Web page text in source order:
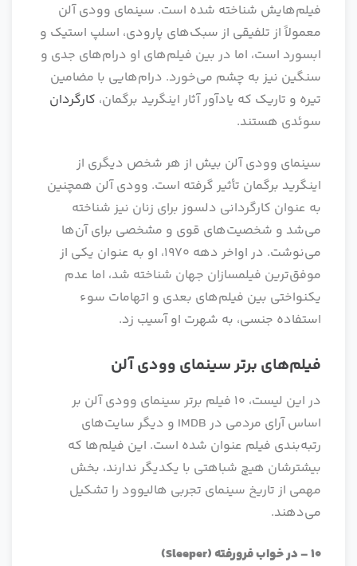
فیلم‌هایش شناخته شده است. سینمای وودی آلن
معمولاً از تلفیقی از سبک‌های پارودی، اسلپ استیک و
ابسورد است، اما در بین فیلم‌های او درام‌های جدی و
سنگین نیز به چشم می‌خورد. درام‌هایی با مضامین
تیره و تاریک که یادآور آثار اینگرید برگمان، کارگردان
سوئدی هستند.
سینمای وودی آلن بیش از هر شخص دیگری از
اینگرید برگمان تأثیر گرفته است. وودی آلن همچنین
به عنوان کارگردانی دلسوز برای زنان نیز شناخته
می‌شد و شخصیت‌های قوی و مشخصی برای آن‌ها
می‌نوشت. در اواخر دهه 1970، او به عنوان یکی از
موفق‌ترین فیلمسازان جهان شناخته شد، اما عدم
یکنواختی بین فیلم‌های بعدی و اتهامات سوء
استفاده جنسی، به شهرت او آسیب زد.
فیلم‌های برتر سینمای وودی آلن
در این لیست، 10 فیلم برتر سینمای وودی آلن بر
اساس آرای مردمی در IMDB و دیگر سایت‌های
رتبه‌بندی فیلم عنوان شده است. این فیلم‌ها که
بیشترشان هیچ شباهتی با یکدیگر ندارند، بخش
مهمی از تاریخ سینمای تجربی هالیوود را تشکیل
می‌دهند.
10
–در خواب فرورفته(Sleeper)